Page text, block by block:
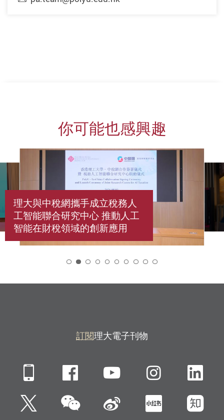
你可能也感興趣
理大與中稅網攜手成立稅務人
工智能聯合研究中心 推動人工
智能在財稅領域的創新應用
訂閱理大電子刊物
Mobile FacebookYouTube
Twitter微信 新浪微博小紅書知